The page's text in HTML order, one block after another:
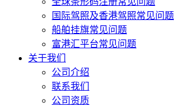
国际驾照及香港驾照常见问题
船舶挂旗常见问题
富港汇平台常见问题
关于我们
公司介绍
联系我们
公司资质